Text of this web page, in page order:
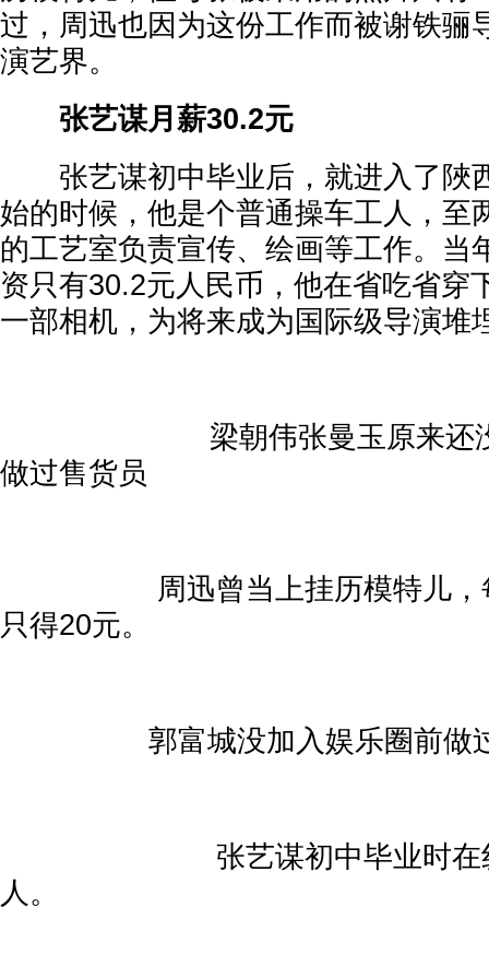
过，周迅也因为这份工作而被谢铁骊
演艺界。
张艺谋月薪30.2元
张艺谋初中毕业后，就进入了陜
始的时候，他是个普通操车工人，至
的工艺室负责宣传、绘画等工作。当
资只有30.2元人民币，他在省吃省穿
一部相机，为将来成为国际级导演堆
梁朝伟张曼玉原来还没进
做过售货员
周迅曾当上挂历模特儿，每
只得20元。
郭富城没加入娱乐圈前做过
张艺谋初中毕业时在纺织
人。